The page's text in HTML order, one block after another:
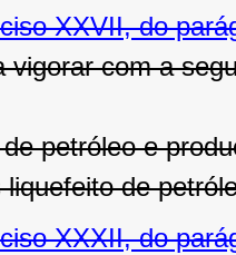
XXVII, do
vigorar com a
petróleo e
de
XXXII, do